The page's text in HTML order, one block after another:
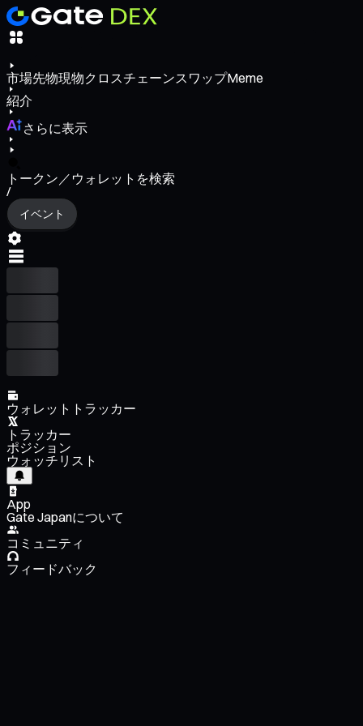
市場先物現物クロスチェーンスワップMeme
紹介
さらに表示
トークン／ウォレットを検索
/
イベント
ウォレットトラッカー
トラッカー
ポジション
ウォッチリスト
App
Gate Japanについて
コミュニティ
フィードバック